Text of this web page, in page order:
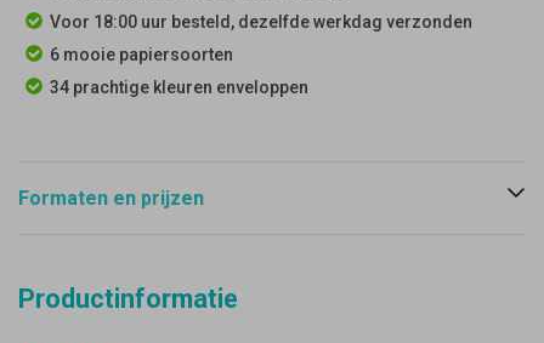
Voor 18:00 uur besteld, dezelfde werkdag verzonden
6 mooie papiersoorten
34 prachtige kleuren enveloppen
Formaten en prijzen
Productinformatie